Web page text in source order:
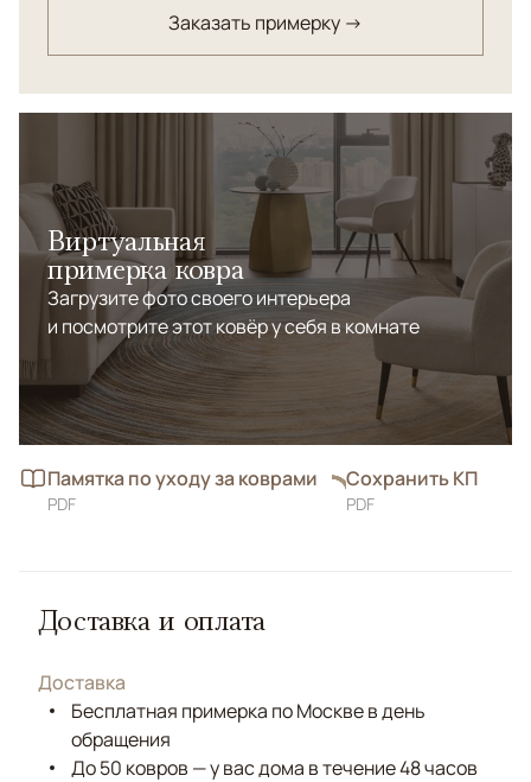
Заказать примерку →
Виртуальная
примерка ковра
Загрузите фото своего интерьера
и посмотрите этот ковёр у себя в комнате
Памятка по уходу за коврами
PDF
Сохранить КП
PDF
Доставка и оплата
Доставка
Бесплатная примерка по Москве в день
обращения
До 50 ковров — у вас дома в течение 48 часов